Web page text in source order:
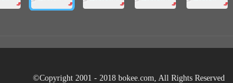
©Copyright 2001 - 2018 bokee.com, All Rights Reserved